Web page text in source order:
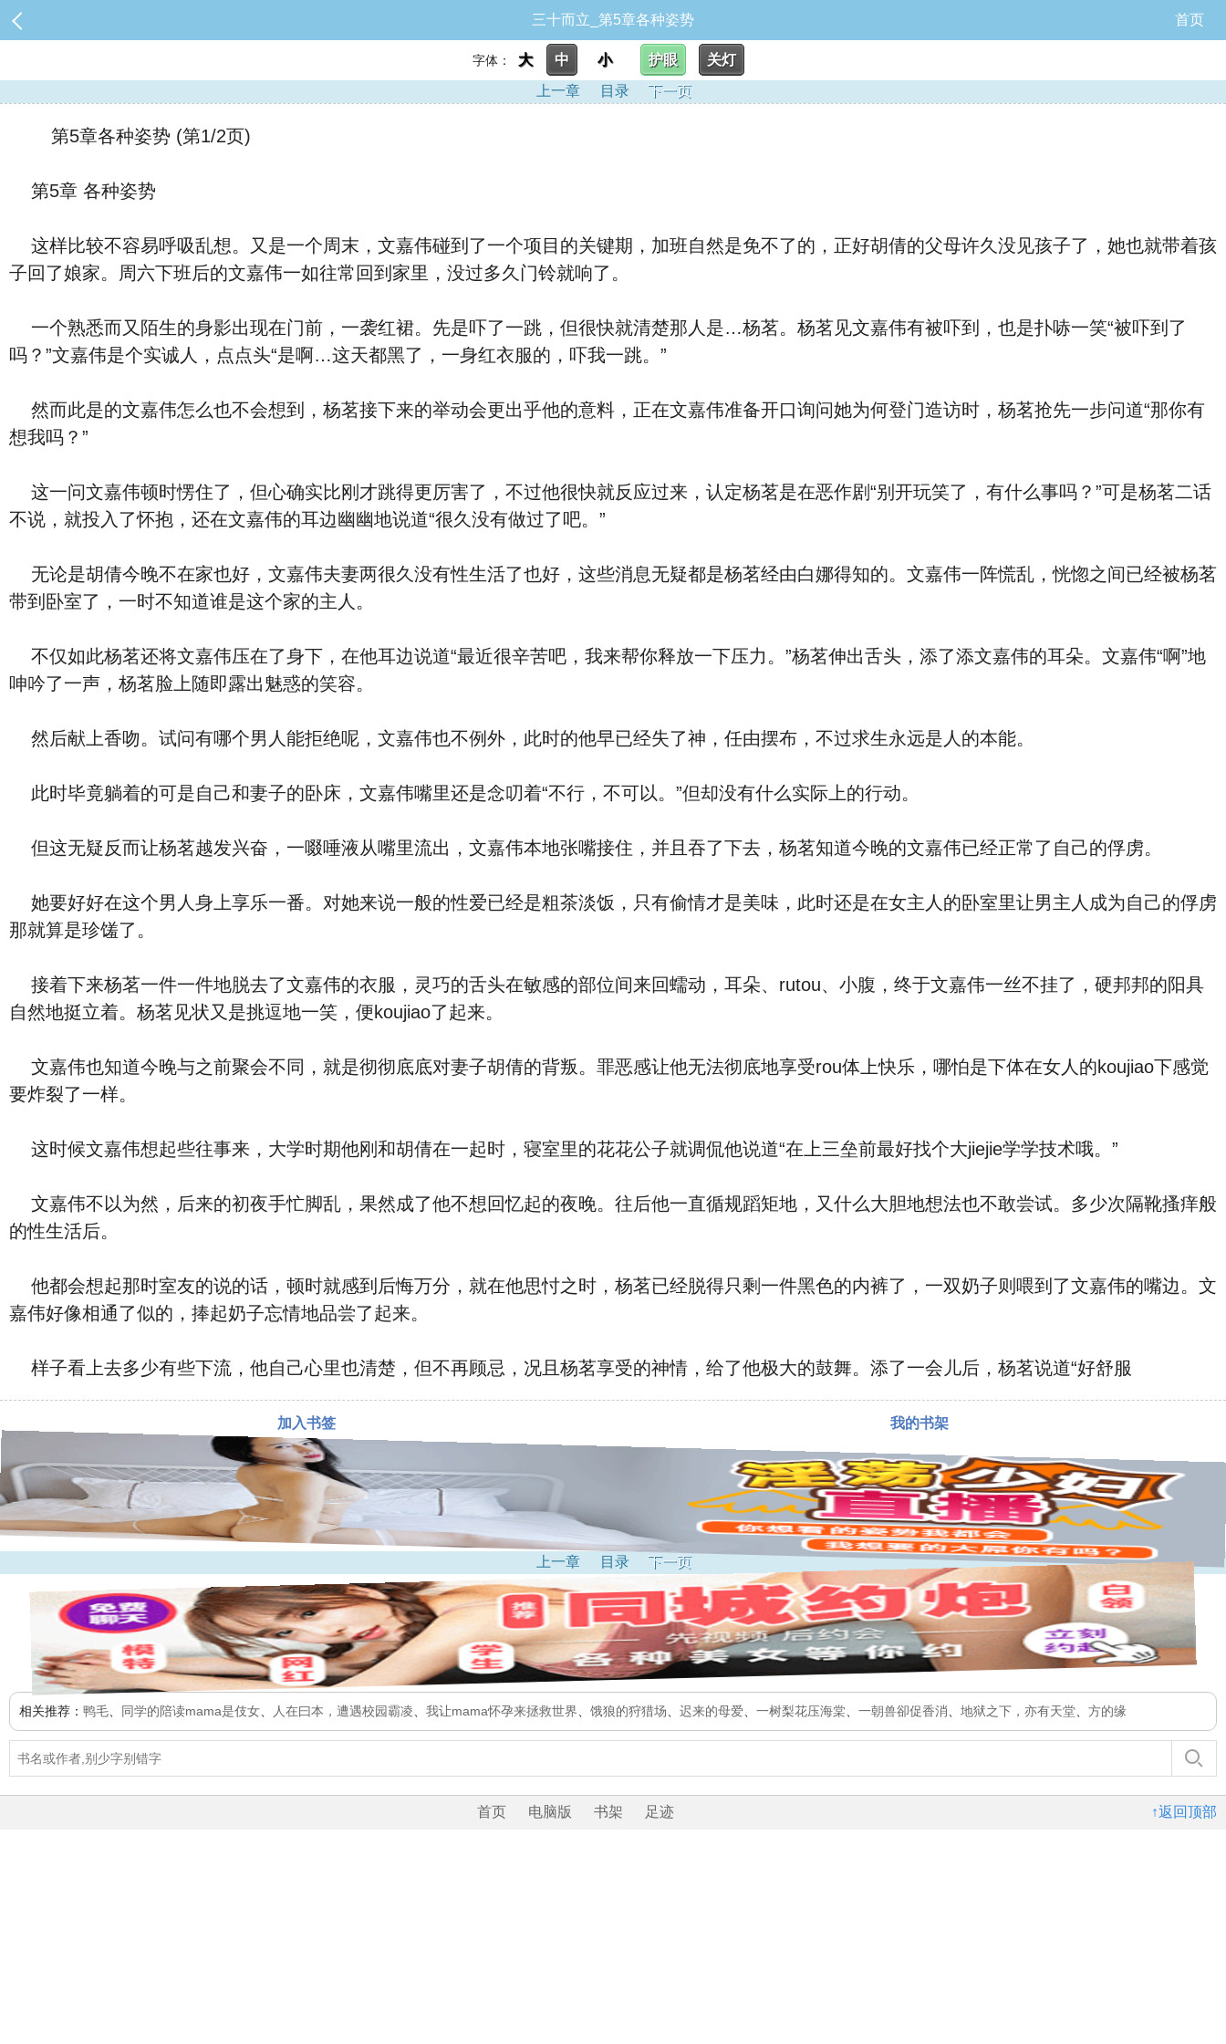
三十而立_第5章各种姿势 首页
字体： 大 中 小 护眼
关灯
上一章
目录 下一页
第5章各种姿势 (第1/2页)
第5章 各种姿势
这样比较不容易呼吸乱想。又是一个周末，文嘉伟碰到了一个项目的关键期，加班自然是免不了的，正好胡倩的父母许久没见孩子了，她也就带着孩
子回了娘家。周六下班后的文嘉伟一如往常回到家里，没过多久门铃就响了。
一个熟悉而又陌生的身影出现在门前，一袭红裙。先是吓了一跳，但很快就清楚那人是…杨茗。杨茗见文嘉伟有被吓到，也是扑哧一笑“被吓到了
吗？”文嘉伟是个实诚人，点点头“是啊…这天都黑了，一身红衣服的，吓我一跳。”
然而此是的文嘉伟怎么也不会想到，杨茗接下来的举动会更出乎他的意料，正在文嘉伟准备开口询问她为何登门造访时，杨茗抢先一步问道“那你有
想我吗？”
这一问文嘉伟顿时愣住了，但心确实比刚才跳得更厉害了，不过他很快就反应过来，认定杨茗是在恶作剧“别开玩笑了，有什么事吗？”可是杨茗二话
不说，就投入了怀抱，还在文嘉伟的耳边幽幽地说道“很久没有做过了吧。”
无论是胡倩今晚不在家也好，文嘉伟夫妻两很久没有性生活了也好，这些消息无疑都是杨茗经由白娜得知的。文嘉伟一阵慌乱，恍惚之间已经被杨茗
带到卧室了，一时不知道谁是这个家的主人。
不仅如此杨茗还将文嘉伟压在了身下，在他耳边说道“最近很辛苦吧，我来帮你释放一下压力。”杨茗伸出舌头，添了添文嘉伟的耳朵。文嘉伟“啊”地
呻吟了一声，杨茗脸上随即露出魅惑的笑容。
然后献上香吻。试问有哪个男人能拒绝呢，文嘉伟也不例外，此时的他早已经失了神，任由摆布，不过求生永远是人的本能。
此时毕竟躺着的可是自己和妻子的卧床，文嘉伟嘴里还是念叨着“不行，不可以。”但却没有什么实际上的行动。
但这无疑反而让杨茗越发兴奋，一啜唾液从嘴里流出，文嘉伟本地张嘴接住，并且吞了下去，杨茗知道今晚的文嘉伟已经正常了自己的俘虏。
她要好好在这个男人身上享乐一番。对她来说一般的性爱已经是粗茶淡饭，只有偷情才是美味，此时还是在女主人的卧室里让男主人成为自己的俘虏
那就算是珍馐了。
接着下来杨茗一件一件地脱去了文嘉伟的衣服，灵巧的舌头在敏感的部位间来回蠕动，耳朵、rutou、小腹，终于文嘉伟一丝不挂了，硬邦邦的阳具
自然地挺立着。杨茗见状又是挑逗地一笑，便koujiao了起来。
文嘉伟也知道今晚与之前聚会不同，就是彻彻底底对妻子胡倩的背叛。罪恶感让他无法彻底地享受rou体上快乐，哪怕是下体在女人的koujiao下感觉
要炸裂了一样。
这时候文嘉伟想起些往事来，大学时期他刚和胡倩在一起时，寝室里的花花公子就调侃他说道“在上三垒前最好找个大jiejie学学技术哦。”
文嘉伟不以为然，后来的初夜手忙脚乱，果然成了他不想回忆起的夜晚。往后他一直循规蹈矩地，又什么大胆地想法也不敢尝试。多少次隔靴搔痒般
的性生活后。
他都会想起那时室友的说的话，顿时就感到后悔万分，就在他思忖之时，杨茗已经脱得只剩一件黑色的内裤了，一双奶子则喂到了文嘉伟的嘴边。文
嘉伟好像相通了似的，捧起奶子忘情地品尝了起来。
样子看上去多少有些下流，他自己心里也清楚，但不再顾忌，况且杨茗享受的神情，给了他极大的鼓舞。添了一会儿后，杨茗说道“好舒服
加入书签 我的书架
上一章 目录 下一页
相关推荐： 鸭毛 同学的陪读mama是伎女 人在曰本，遭遇校园霸凌 我让mama怀孕来拯救世界 饿狼的狩猎场 迟来的母爱 一树梨花压海棠 一朝兽卻促香消 地狱之下，亦有天堂 方的缘
↑返回顶部
首页 电脑版 书架 足迹